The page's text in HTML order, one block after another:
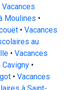
Vacances
Moulines •
• Vacances
au
• Vacances
•
• Vacances